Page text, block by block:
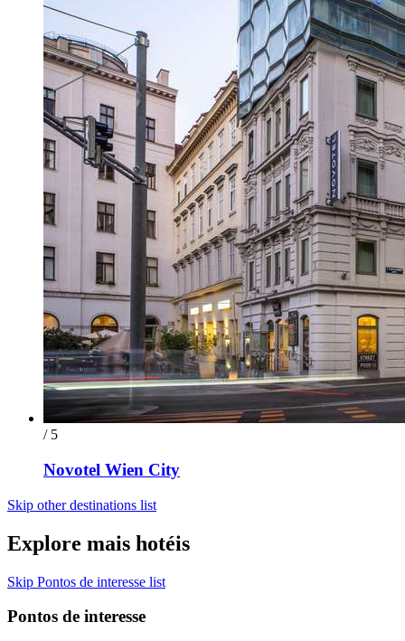
/ 5
Novotel Wien City
Skip other destinations list
Explore mais hotéis
Skip Pontos de interesse list
Pontos de interesse